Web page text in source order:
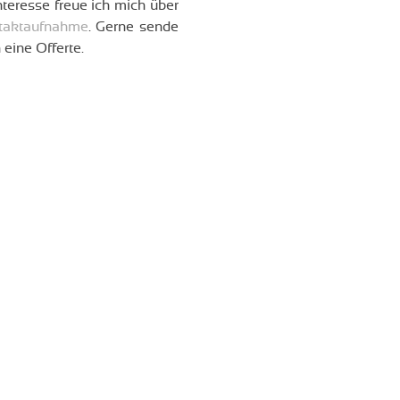
freue ich mich über
. Gerne sende
eine Offerte.